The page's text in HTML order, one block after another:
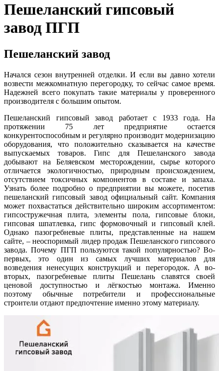
Пешеланский гипсовый
завод ПГП
Пешеланский завод
Начался сезон внутренней отделки. И если вы давно хотели
возвести межкомнатную перегородку, то сейчас самое время.
Надежней всего покупать такие материалы у проверенного
производителя с большим опытом.
Пешеланский гипсовый завод работает с 1933 года. На
протяжении 75 лет предприятие остается
конкурентоспособным и регулярно производит модернизацию
оборудования, что положительно сказывается на качестве
выпускаемых товаров. Гипс для Пешеланского завода
добывают на Беляевском месторождении, сырье которого
отличается экологичностью, природным происхождением,
отсутствием токсичных компонентов в составе и запаха.
Узнать более подробно о предприятии вы можете, посетив
пешеланский гипсовый завод официальный сайт. Компания
может похвастаться действительно широким ассортиментом:
гипсостружечная плита, элементы пола, гипсовые блоки,
гипсовая шпатлевка, гипс формовочный и гипсовый клей.
Однако пазогребневые плиты, представленные на нашем
сайте, – неоспоримый лидер продаж Пешеланского гипсового
завода. Почему ПГП пользуются такой популярностью? Во-
первых, это один из самых лучших материалов для
возведения ненесущих конструкций и перегородок. А во-
вторых, пазогребневые плиты Пешелань славятся своей
ценовой доступностью и лёгкостью монтажа. Именно
поэтому обычные потребители и профессиональные
строители отдают предпочтение именно этому материалу.